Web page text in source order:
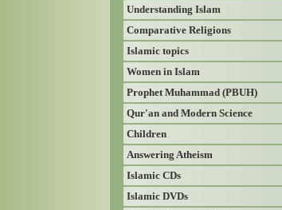
Understanding Islam
Comparative Religions
Islamic topics
Women in Islam
Prophet Muhammad (PBUH)
Qur'an and Modern Science
Children
Answering Atheism
Islamic CDs
Islamic DVDs